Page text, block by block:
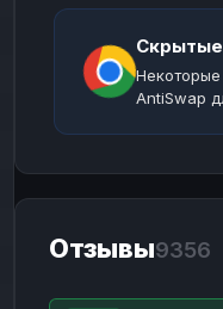
AntiSwap
Отзывы9356